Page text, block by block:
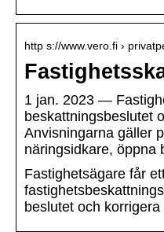
http s://www.vero.fi ›
1 jan. 2023 —
beskattningsbeslutet
Anvisningarna gäller
näringsidkare, öppna
Fastighetsägare får
beslutet och